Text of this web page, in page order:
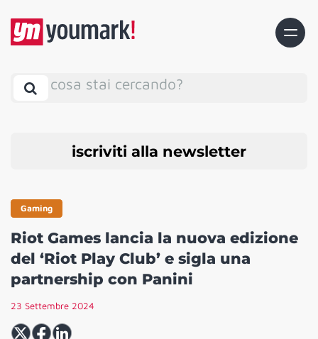
cosa stai cercando?
iscriviti alla newsletter
Gaming
Riot Games lancia la nuova edizione
del ‘Riot Play Club’ e sigla una
partnership con Panini
23 Settembre 2024